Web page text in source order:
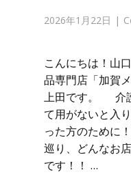
2026年1月22日
こんにちは！山
品専門店「加賀
上田です。 介
て用がないと入
った方のために
巡り、どんなお
です！！ …